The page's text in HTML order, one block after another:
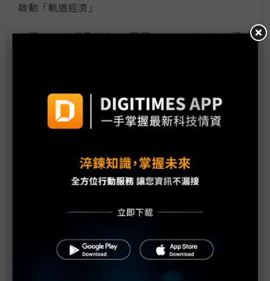
啟動「軌道經濟」
中國H200訂單暴增逾200萬顆 NVIDIA傳急敲台積新
入NVIDIA
川普10萬美元H-1B簽證費用爭議延燒 美國商會提起
魏哲家自嘲含淚打造台積美廠 NYT剖析1.8萬條法規
如何綁住晶圓代工龍頭手腳
從DeepSeek到H200鬆綁 盤點NVIDIA 2025年十大
新的逆襲之路？ 業者估未來5~10年中國將竄出多家